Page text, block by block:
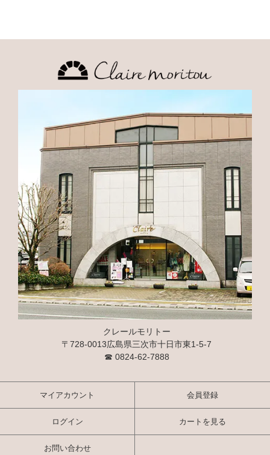
クレールモリトー
〒728-0013広島県三次市十日市東1-5-7
☎ 0824-62-7888
マイアカウント 会員登録
ログイン カートを見る
お問い合わせ